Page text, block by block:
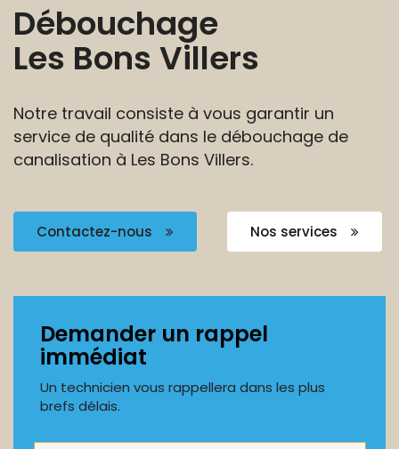
Débouchage
Les Bons Villers
Notre travail consiste à vous garantir un
service de qualité dans le débouchage de
canalisation à Les Bons Villers.
Contactez-nous Nos services
Demander un rappel
immédiat
Un technicien vous rappellera dans les plus
brefs délais.